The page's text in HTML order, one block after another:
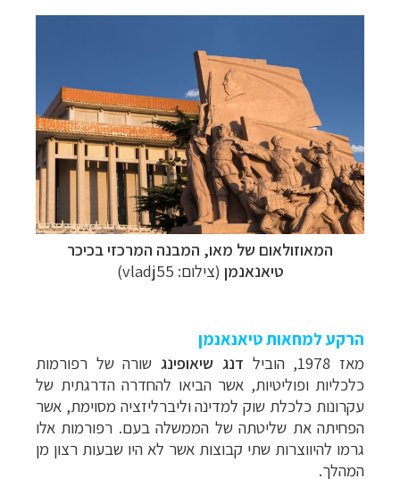
המאוזולאום של מאו, המבנה המרכזי בכיכר
טיאנאנמן (צילום: vladj55
)
הרקע למחאות טיאנאנמן
מאז 1978, הוביל
דנג שיאופינגשורה של רפורמות
כלכליות ופוליטיות, אשר הביאו להחדרה הדרגתית של
עקרונות כלכלת שוק למדינה וליברליזציה מסוימת, אשר
הפחיתה את שליטתה של הממשלה בעם. רפורמות אלו
גרמו להיווצרות שתי קבוצות אשר לא היו שבעות רצון מן
המהלך.